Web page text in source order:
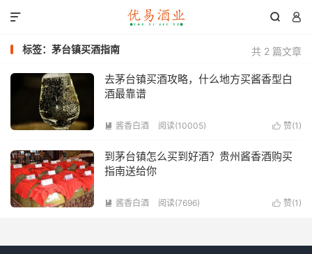
 

共 2 篇文章
标签：茅台镇买酒指南
去茅台镇买酒攻略，什么地方买酱香型白
酒最靠谱
 赞(1 )
 酱香白酒 阅读(10005)
到茅台镇怎么买到好酒？贵州酱香酒购买
指南送给你
 赞(1 )
 酱香白酒 阅读(7696)